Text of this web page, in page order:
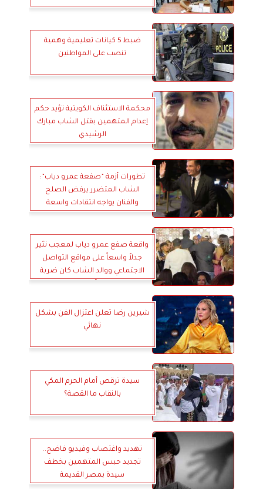
ضبط 5 كيانات تعليمية وهمية
تنصب على المواطنين
محكمة الاستئناف الكويتية تؤيد حكم
إعدام المتهمين بقتل الشاب مبارك
الرشيدي
تطورات أزمة ”صفعة عمرو دياب”:
الشاب المتضرر يرفض الصلح
والفنان يواجه انتقادات واسعة
واقعة صفع عمرو دياب لمعجب تثير
جدلاً واسعاً على مواقع التواصل
الاجتماعي ووالد الشاب كان ضربة
شيرين رضا تعلن اعتزال الفن بشكل
نهائي
سيدة ترقص أمام الحرم المكي
بالنقاب ما القصة؟
تهديد واغتصاب وفيديو فاضح..
تجديد حبس المتهمين بخطف
سيدة بمصر القديمة